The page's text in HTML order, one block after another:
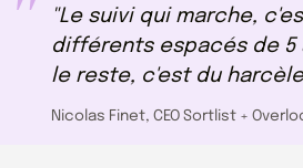
"Le suivi qui marche,
différents espacés de 5
le reste, c'est du
Nicolas Finet, CEO Sortlist +